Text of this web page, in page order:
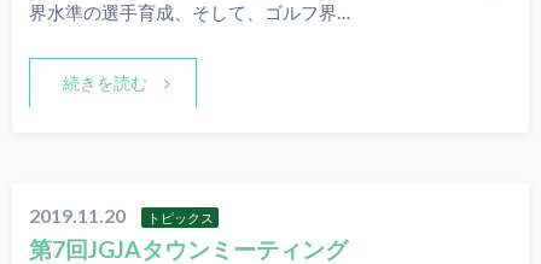
界水準の選手育成、そして、ゴルフ界…
続きを読む
2019.11.20 トピックス
第7回JGJAタウンミーティング